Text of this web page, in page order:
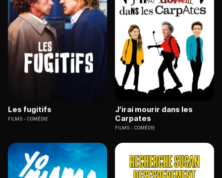
Les fugitifs
FILMS COMÉDIE
J'irai mourir dans les
Carpates
FILMS COMÉDIE